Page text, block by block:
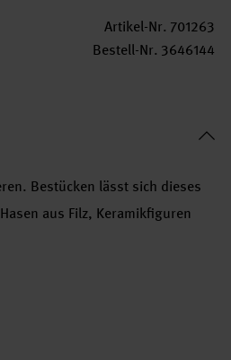
Artikel-Nr. 701263
Bestell-Nr. 3646144
Bestücken lässt sich dieses
aus Filz, Keramikfiguren